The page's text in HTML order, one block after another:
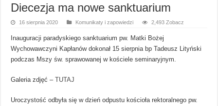
Diecezja ma nowe sanktuarium
16 sierpnia 2020 Komunikaty i zapowiedzi 2,493 Zobacz
Inauguracji paradyskiego sanktuarium pw. Matki Bożej
Wychowawczyni Kapłanów dokonał 15 sierpnia bp Tadeusz Lityński
podczas Mszy św. sprawowanej w kościele seminaryjnym.
Galeria zdjęć –TUTAJ
Uroczystość odbyła się w dzień odpustu kościoła rektoralnego pw.